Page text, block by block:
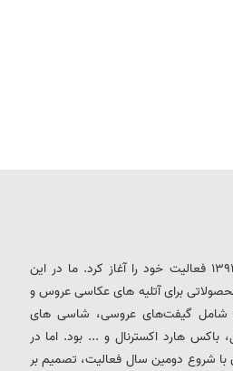
آدونیس، در آبان ماه سال 1393 فعالیت خود را آغاز کرد. ما در این
محصولاتی برای آتلیه های عکاسی عروس و
شامل گیفت‌های عروسی، شاسی های
باکس هارد اکسترنال و ... بود. اما در
1394 و همزمان با شروع دومین سال فعالیت، تصمیم بر